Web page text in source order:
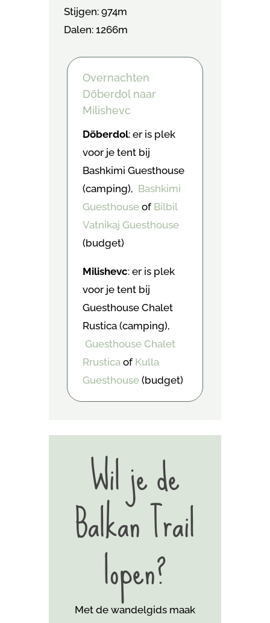
Stijgen: 974m
Dalen: 1266m
Overnachten
Döberdol naar
Milishevc
Döberdol: er is plek
voor je tent bij
Bashkimi Guesthouse
(camping), Bashkimi
Guesthouseof Bilbil
Vatnikaj Guesthouse
(budget)
Milishevc: er is plek
voor je tent bij
Guesthouse Chalet
Rustica (camping),
Guesthouse Chalet
Rrusticaof Kulla
Guesthouse(budget)
Wil je de
Balkan Trail
lopen?
Met de wandelgids maak